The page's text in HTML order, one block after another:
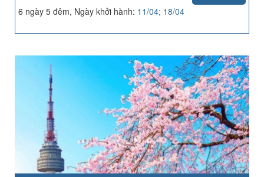
6 ngày 5 đêm, Ngày khởi hành: 11/04; 18/04